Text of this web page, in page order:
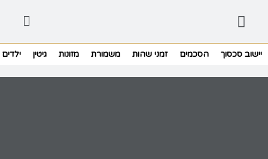
יישוב סכסוך הסכמים זמני שהות משמורת מזונות גיטין ילדים